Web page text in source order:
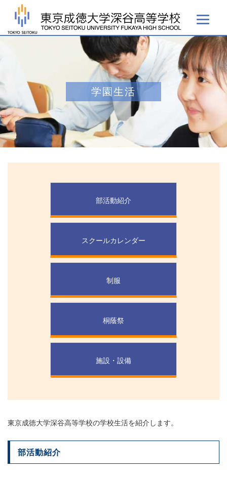
学園生活
部活動紹介
スクールカレンダー
制服
桐蔭祭
施設・設備
東京成徳大学深谷高等学校の学校生活を紹介します。
部活動紹介